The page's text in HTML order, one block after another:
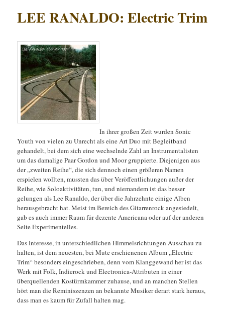
LEE RANALDO: Electric Trim
In ihrer großen Zeit wurden Sonic
Youth von vielen zu Unrecht als eine Art Duo mit Begleitband
gehandelt, bei dem sich eine wechselnde Zahl an Instrumentalisten
um das damalige Paar Gordon und Moor gruppierte. Diejenigen aus
der „zweiten Reihe“, die sich dennoch einen größeren Namen
erspielen wollten, mussten das über Veröffentlichungen außer der
Reihe, wie Soloaktivitäten, tun, und niemandem ist das besser
gelungen als Lee Ranaldo, der über die Jahrzehnte einigeAlben
herausgebracht hat. Meist im Bereich des Gitarrenrock angesiedelt,
gab es auch immer Raum für dezente Americana oder auf der anderen
Seite Experimentelles.
Das Interesse, in unterschiedlichen Himmelsrichtungen Ausschau zu
halten, ist dem neuesten, bei Mute erschienenen Album „Electric
Trim“ besonders eingeschrieben, denn vom Klanggewand her ist das
Werk mit Folk, Indierock und Electronica-Attributen in einer
überquellenden Kostürmkammer zuhause, und an manchen Stellen
hört man die Reminiszenzen an bekannte Musiker derart stark heraus,
dass man es kaum für Zufall halten mag.